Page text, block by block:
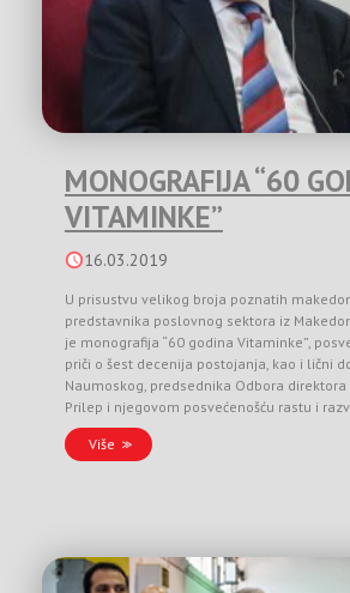
MONOGRAFIJA “60
VITAMINKE”
16.03.2019
U prisustvu velikog broja poznatih
predstavnika poslovnog sektora iz
je monografija “60 godina Vitaminke”,
priči o šest decenija postojanja, kao i lični
Naumoskog, predsednika Odbora direktora
Prilep i njegovom posvećenošću rastu i
Više